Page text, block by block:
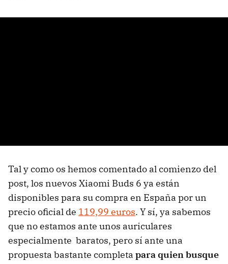
Tal y como os hemos comentado al comienzo del
post, los nuevos Xiaomi Buds 6 ya están
disponibles para su compra en España por un
precio oficial de 119,99 euros. Y sí, ya sabemos
que no estamos ante unos auriculares
especialmente baratos, pero sí ante una
propuesta bastante completa para quien busque